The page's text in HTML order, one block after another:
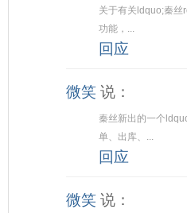
关于有关ldquo;秦丝
功能，...
回应
微笑 说：
秦丝新出的一个
单、出库、...
回应
微笑 说：